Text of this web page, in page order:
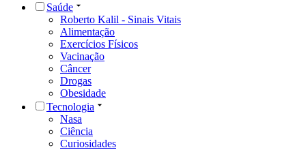
Saúde
Roberto Kalil - Sinais Vitais
Alimentação
Exercícios Físicos
Vacinação
Câncer
Drogas
Obesidade
Tecnologia
Nasa
Ciência
Curiosidades